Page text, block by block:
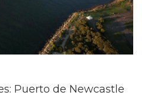
Puerto de Newcastle